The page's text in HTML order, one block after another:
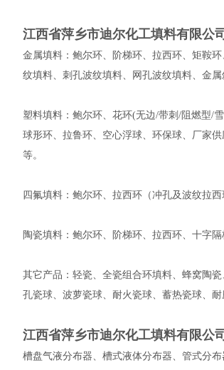
江西省萍乡市迪尔化工填料有限公
金属填料：鲍尔环、阶梯环、拉西环、矩鞍
纹填料、刺孔波纹填料、网孔波纹填料、金属
塑料填料：鲍尔环、花环(无边/带刺/阻燃型/
球形环、拉鲁环、空心浮球、环保球、厂家
等。
四氟填料：鲍尔环、拉西环（冲孔及波纹拉
陶瓷填料：鲍尔环、阶梯环、拉西环、十字
其它产品：轻瓷、全瓷组合环填料、蜂窝陶
孔瓷球、波萝瓷球、耐火瓷球、蓄热瓷球、耐
江西省萍乡市迪尔化工填料有限公
槽盘气液分布器、槽式液体分布器、管式分